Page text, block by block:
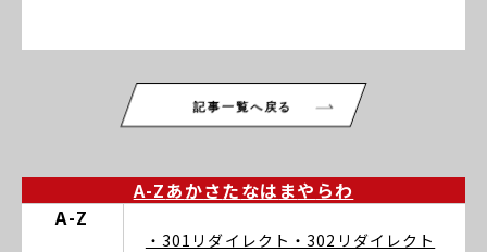
記事一覧へ戻る
A-Zあかさたなは まや らわ
A-Z
・301リダイレクト ・302リダイレクト